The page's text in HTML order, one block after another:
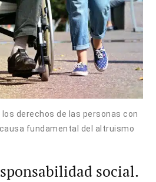
los derechos de las personas con
fundamental del altruismo
social.